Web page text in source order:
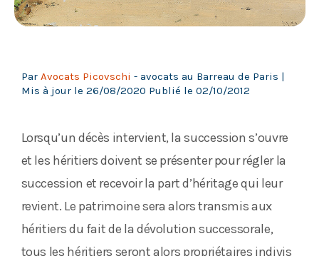
Par Avocats Picovschi - avocats au Barreau de Paris |
Mis à jour le 26/08/2020 Publié le 02/10/2012
Lorsqu’un décès intervient, la succession s’ouvre
et les héritiers doivent se présenter pour régler la
succession et recevoir la part d’héritage qui leur
revient. Le patrimoine sera alors transmis aux
héritiers du fait de la dévolution successorale,
tous les héritiers seront alors propriétaires indivis